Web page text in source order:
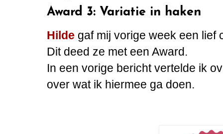
Award 3: Variatie in haken
Hilde gaf mij vorige week een lief
Dit deed ze met een Award.
In een vorige bericht vertelde ik
over wat ik hiermee ga doen.